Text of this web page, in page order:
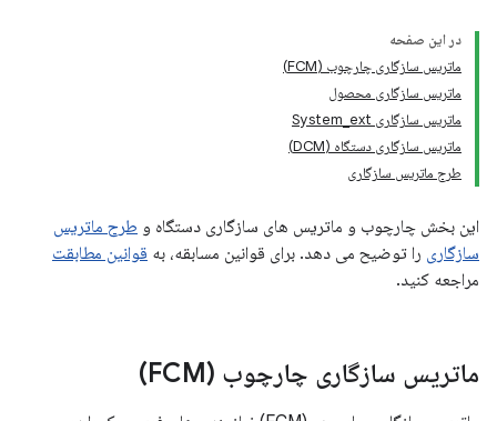
در این صفحه
ماتریس سازگاری چارچوب (FCM)
ماتریس سازگاری محصول
ماتریس سازگاری System_ext
ماتریس سازگاری دستگاه (DCM)
طرح ماتریس سازگاری
این بخش چارچوب و ماتریس های سازگاری دستگاه و طرح ماتریس
سازگاری را توضیح می دهد. برای قوانین مسابقه، به قوانین مطابقت
مراجعه کنید.
ماتریس سازگاری چارچوب (FCM)